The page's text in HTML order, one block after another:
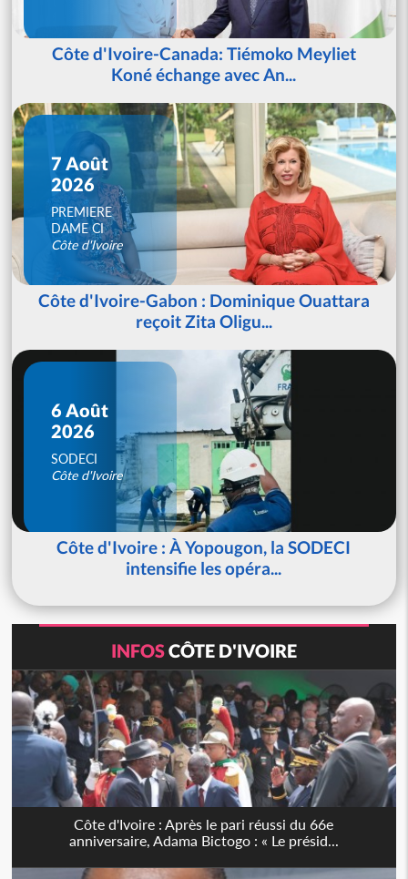
Côte d'Ivoire-Canada: Tiémoko Meyliet
Koné échange avec An...
7 Août
2026
PREMIERE
DAME CI
Côte d'Ivoire
Côte d'Ivoire-Gabon : Dominique Ouattara
reçoit Zita Oligu...
6 Août
2026
SODECI
Côte d'Ivoire
Côte d'Ivoire : À Yopougon, la SODECI
intensifie les opéra...
INFOSCÔTE D'IVOIRE
Côte d'Ivoire : Après le pari réussi du 66e
anniversaire, Adama Bictogo : « Le présid...